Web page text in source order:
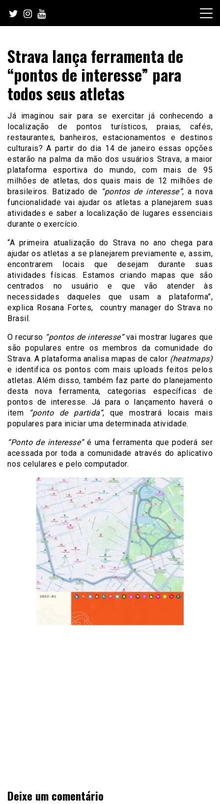
content
Strava lança ferramenta de
“pontos de interesse” para
todos seus atletas
Já imaginou sair para se exercitar já conhecendo a
localização de pontos turísticos, praias, cafés,
restaurantes, banheiros, estacionamentos e destinos
culturais? A partir do dia 14 de janeiro essas opções
estarão na palma da mão dos usuários Strava, a maior
plataforma esportiva do mundo, com mais de 95
milhões de atletas, dos quais mais de 12 milhões de
brasileiros. Batizado de “pontos de interesse”, a nova
funcionalidade vai ajudar os atletas a planejarem suas
atividades e saber a localização de lugares essenciais
durante o exercício.
“A primeira atualização do Strava no ano chega para
ajudar os atletas a se planejarem previamente e, assim,
encontrarem locais que desejam durante suas
atividades físicas. Estamos criando mapas que são
centrados no usuário e que vão atender às
necessidades daqueles que usam a plataforma”,
explica Rosana Fortes, country manager do Strava no
Brasil.
O recurso “pontos de interesse”vai mostrar lugares que
são populares entre os membros da comunidade do
Strava. A plataforma analisa mapas de calor (heatmaps)
e identifica os pontos com mais uploads feitos pelos
atletas. Além disso, também faz parte do planejamento
desta nova ferramenta, categorias específicas de
pontos de interesse. Já para o lançamento haverá o
item
“ponto de partida”, que mostrará locais mais
populares para iniciar uma determinada atividade.
“Ponto de interesse”é uma ferramenta que poderá ser
acessada por toda a comunidade através do aplicativo
nos celulares e pelo computador.
Deixe um comentário